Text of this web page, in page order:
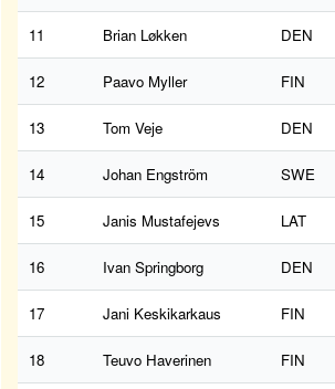
11 Brian Løkken DEN
12 Paavo Myller FIN
13 Tom Veje DEN
14 Johan Engström SWE
15 Janis Mustafejevs LAT
16 Ivan Springborg DEN
17 Jani Keskikarkaus FIN
18 Teuvo Haverinen FIN